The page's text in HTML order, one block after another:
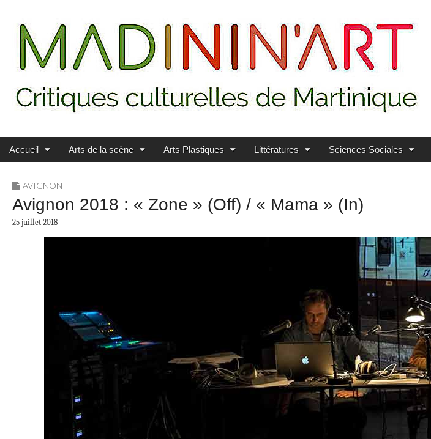
MADININ'ART
Main menu
Skip to content
Accueil Arts de la scène Arts Plastiques Littératures Sciences Sociales
AVIGNON
Avignon 2018 : « Zone » (Off) / « Mama » (In)
25 juillet 2018